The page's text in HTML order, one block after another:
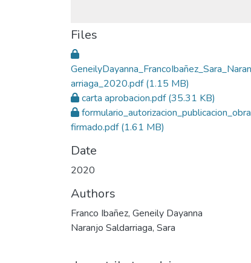
Files
arriaga_2020.pdf(1.15 MB)
carta aprobacion.pdf(35.31 KB)
firmado.pdf(1.61 MB)
Date
2020
Authors
Franco Ibañez, Geneily Dayanna
Naranjo Saldarriaga, Sara